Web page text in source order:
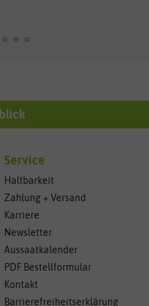
Service
Haltbarkeit
Zahlung + Versand
Karriere
Newsletter
Aussaatkalender
PDF Bestellformular
Kontakt
Barrierefreiheitserklärung